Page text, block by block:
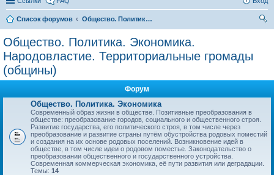
Список форумов
Общество. Политика. Экономика. Народовластие. Территориальные громады (общины)
Общество. Политика. Экономика.
Народовластие. Территориальные громады
(общины)
Форум
Общество. Политика. Экономика
Современный образ жизни в обществе. Позитивные преобразования в
обществе: преобразование городов, социального и общественного строя.
Развитие государства, его политического строя, в том числе через
преобразование и развитие страны путём обустройства родовых поместий
и создания на их основе родовых поселений. Возникновение идей в
обществе, в том числе идеи о родовом поместье. Законодательство о
преобразовании общественного и государственного устройства.
Современная коммерческая экономика, её пути развития или деградации.
Темы: 14